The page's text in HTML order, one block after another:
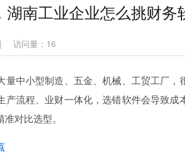
南工业企业怎么挑财务
| 访问量： 16
量中小型制造、五金、机械、工贸工厂，
产流程、业财一体化，选错软件会导致成
对比选型。